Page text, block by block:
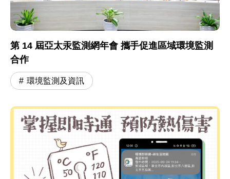
第 14 屆亞太汞監測網年會 攜手促進區域環境監測
合作
環境監測及資訊